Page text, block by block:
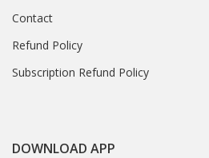
Contact
Refund Policy
Subscription Refund Policy
DOWNLOAD APP